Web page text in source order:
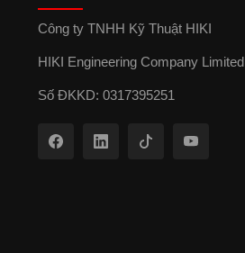
Công ty TNHH Kỹ Thuật HIKI
HIKI Engineering Company Limited
Số ĐKKD: 0317395251